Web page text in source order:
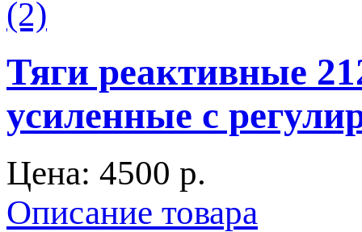
Тяги реактивные
усиленные с
Цена: 4500 p.
Описание товара